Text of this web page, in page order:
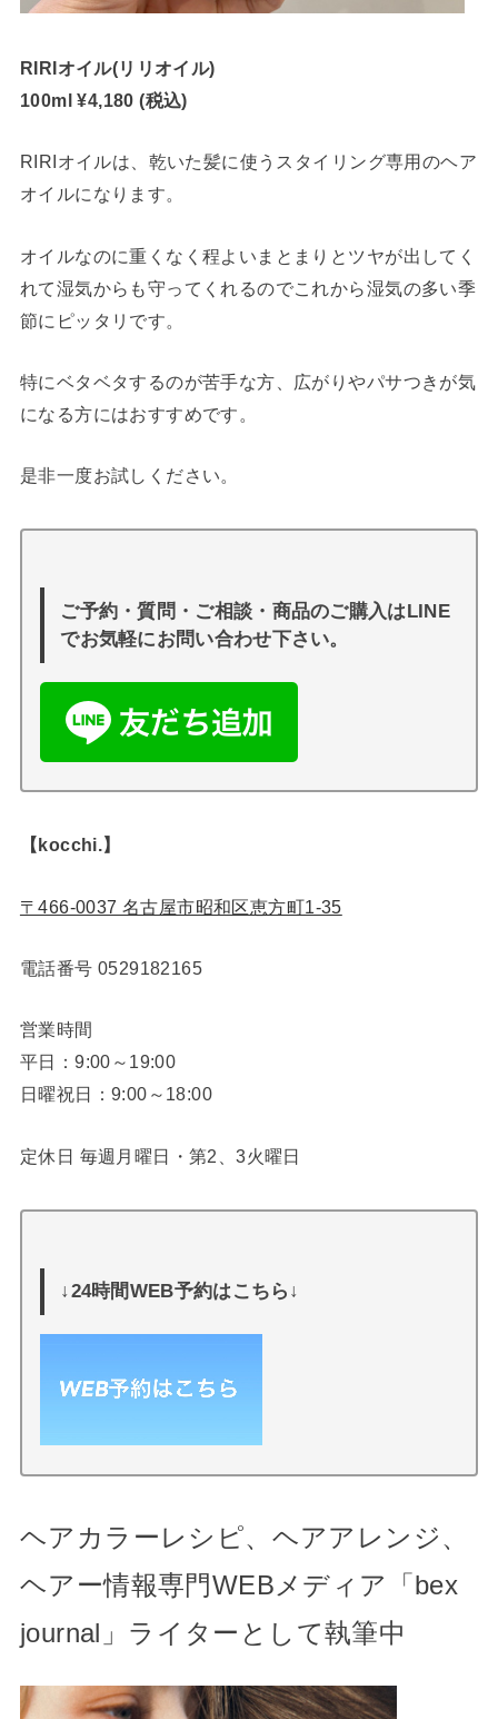
RIRIオイル(リリオイル)
100ml ¥4,180 (税込)
RIRIオイルは、乾いた髪に使うスタイリング専用のヘア
オイルになります。
オイルなのに重くなく程よいまとまりとツヤが出してく
れて湿気からも守ってくれるのでこれから湿気の多い季
節にピッタリです。
特にベタベタするのが苦手な方、広がりやパサつきが気
になる方にはおすすめです。
是非一度お試しください。
ご予約・質問・ご相談・商品のご購入はLINE
でお気軽にお問い合わせ下さい。
【kocchi.】
〒466-0037 名古屋市昭和区恵方町1-35
電話番号 0529182165
営業時間
平日：9:00～19:00
日曜祝日：9:00～18:00
定休日 毎週月曜日・第2、3火曜日
↓24時間WEB予約はこちら↓
ヘアカラーレシピ、ヘアアレンジ、
ヘアー情報専門WEBメディア「bex
journal」ライターとして執筆中